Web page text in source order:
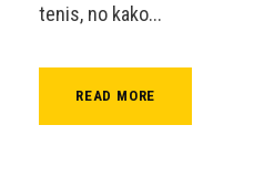
tenis, no kako...
READ MORE